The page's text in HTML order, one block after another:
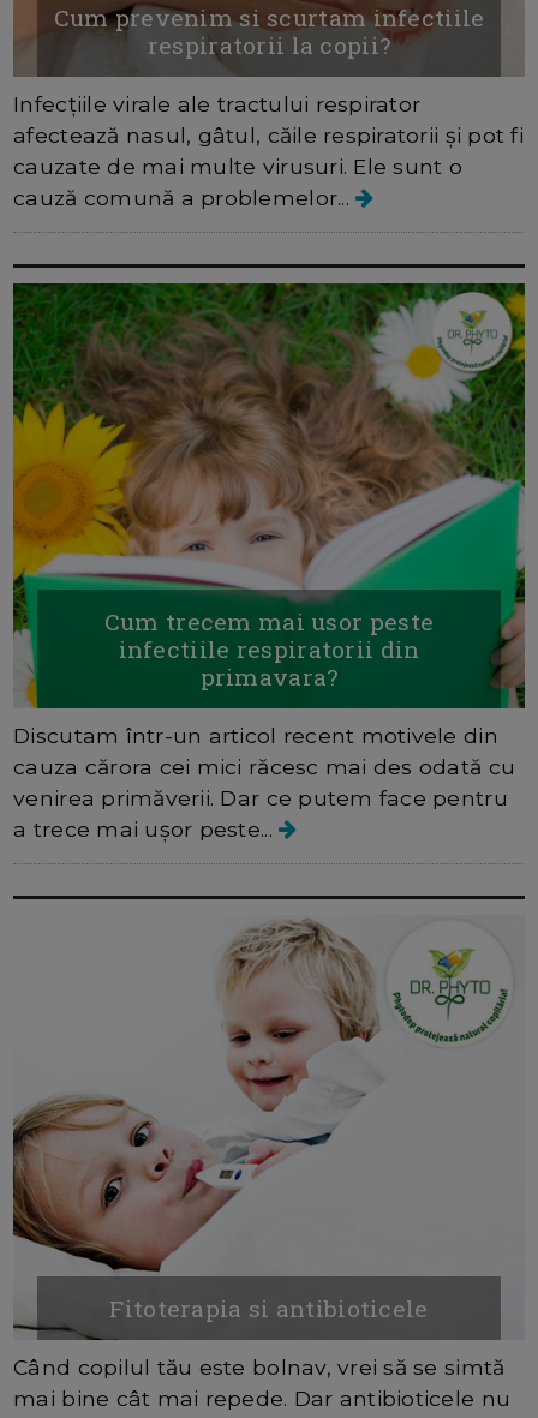
Cum prevenim si scurtam infectiile
respiratorii la copii?
Infecțiile virale ale tractului respirator
afectează nasul, gâtul, căile respiratorii și pot fi
cauzate de mai multe virusuri. Ele sunt o
cauză comună a problemelor...
Cum trecem mai usor peste
infectiile respiratorii din
primavara?
Discutam într-un articol recent motivele din
cauza cărora cei mici răcesc mai des odată cu
venirea primăverii. Dar ce putem face pentru
a trece mai ușor peste...
Fitoterapia si antibioticele
Când copilul tău este bolnav, vrei să se simtă
mai bine cât mai repede. Dar antibioticele nu